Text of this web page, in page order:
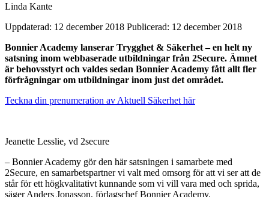
Linda Kante
Uppdaterad: 12 december 2018 Publicerad: 12 december 2018
Bonnier Academy lanserar Trygghet & Säkerhet – en helt ny
satsning inom webbaserade utbildningar från 2Secure. Ämnet
är behovsstyrt och valdes sedan Bonnier Academy fått allt fler
förfrågningar om utbildningar inom just det området.
Teckna din prenumeration av Aktuell Säkerhet här
Jeanette Lesslie, vd 2secure
– Bonnier Academy gör den här satsningen i samarbete med
2Secure, en samarbetspartner vi valt med omsorg för att vi ser att de
står för ett högkvalitativt kunnande som vi vill vara med och sprida,
säger Anders Jonasson, förlagschef Bonnier Academy.